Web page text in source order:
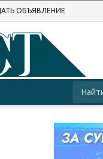
ОБЪЯВЛЕНИЕ